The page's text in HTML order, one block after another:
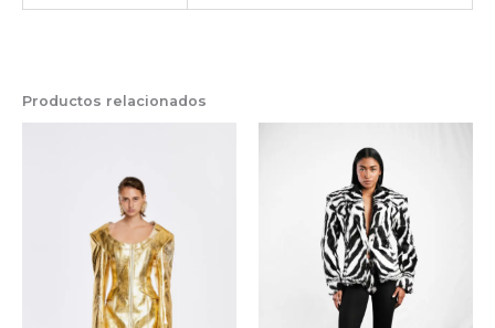
Productos relacionados